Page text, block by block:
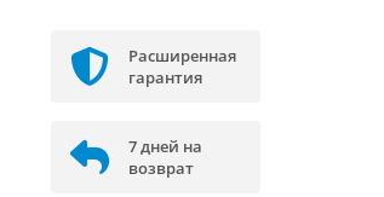
Расширенная
гарантия
7 дней на
возврат